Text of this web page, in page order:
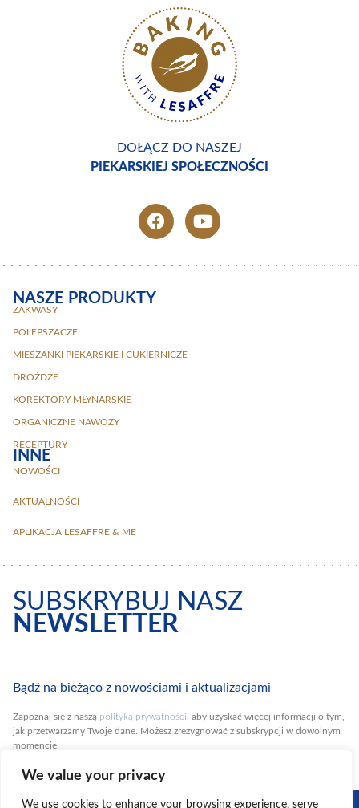
We value your privacy
We use cookies to enhance your browsing experience, serve
DOŁĄCZ DO NASZEJ
PIEKARSKIEJ SPOŁECZNOŚCI
NASZE PRODUKTY
ZAKWASY
POLEPSZACZE
MIESZANKI PIEKARSKIE I CUKIERNICZE
DROŻDŻE
KOREKTORY MŁYNARSKIE
ORGANICZNE NAWOZY
RECEPTURY
INNE
NOWOŚCI
AKTUALNOŚCI
APLIKACJA LESAFFRE & ME
SUBSKRYBUJ NASZ
NEWSLETTER
Bądź na bieżąco z nowościami i aktualizacjami
Zapoznaj się z naszą polityką prywatności , aby uzyskać więcej informacji o tym,
jak przetwarzamy Twoje dane. Możesz zrezygnować z subskrypcji w dowolnym
momencie.
ODKRYJ